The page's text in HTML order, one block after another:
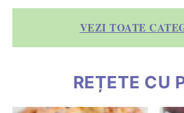
VEZI TOATE
REȚETE CU